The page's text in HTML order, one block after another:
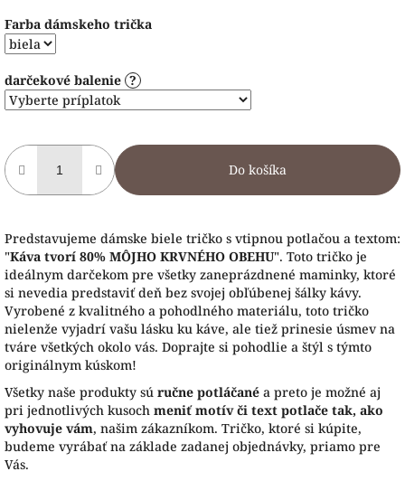
Farba dámskeho trička
darčekové balenie ?
Do košíka
Predstavujeme dámske biele tričko s vtipnou potlačou a textom:
"Káva tvorí 80% MÔJHO KRVNÉHO OBEHU". Toto tričko je
ideálnym darčekom pre všetky zaneprázdnené maminky, ktoré
si nevedia predstaviť deň bez svojej obľúbenej šálky kávy.
Vyrobené z kvalitného a pohodlného materiálu, toto tričko
nielenže vyjadrí vašu lásku ku káve, ale tiež prinesie úsmev na
tváre všetkých okolo vás. Doprajte si pohodlie a štýl s týmto
originálnym kúskom!
Všetky naše produkty sú ručne potláčané a preto je možné aj
pri jednotlivých kusoch meniť motív či text potlače tak, ako
vyhovuje vám, našim zákazníkom. Tričko, ktoré si kúpite,
budeme vyrábať na základe zadanej objednávky, priamo pre
Vás.